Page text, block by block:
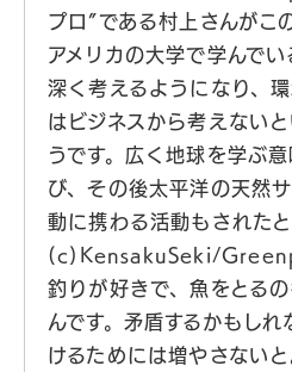
プロ”である村上さんがこ
アメリカの大学で学んで
深く考えるようになり、
はビジネスから考えない
うです。広く地球を学ぶ
び、その後太平洋の天然
動に携わる活動もされたと
(c)KensakuSeki/
釣りが好きで、魚をとる
んです。矛盾するかもし
けるためには増やさない